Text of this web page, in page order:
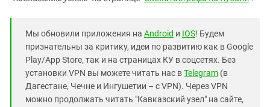
Мы обновили приложения на Android и IOS! Будем
признательны за критику, идеи по развитию как в Google
Play/App Store, так и на страницах КУ в соцсетях. Без
установки VPN вы можете читать нас вTelegram (в
Дагестане, Чечне и Ингушетии – с VPN). Через VPN
можно продолжать читать "Кавказский узел" на сайте,